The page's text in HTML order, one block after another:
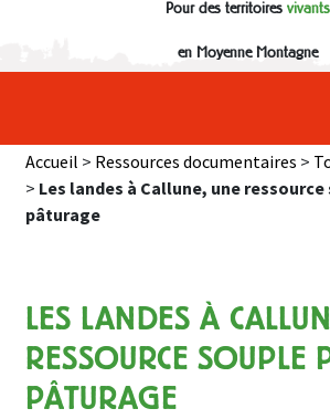
Pour des territoires vivants
en Moyenne Montagne
Accueil > Ressources documentaires >
> Les landes à Callune, une
pâturage
LES LANDES À
RESSOURCE SOUPLE
PÂTURAGE